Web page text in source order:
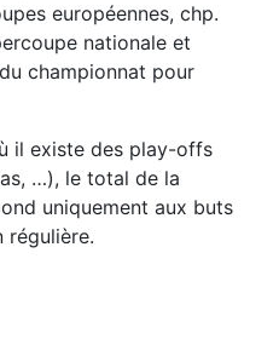
européennes, chp.
nationale et
championnat pour
il existe des play-offs
…), le total de la
uniquement aux buts
régulière.